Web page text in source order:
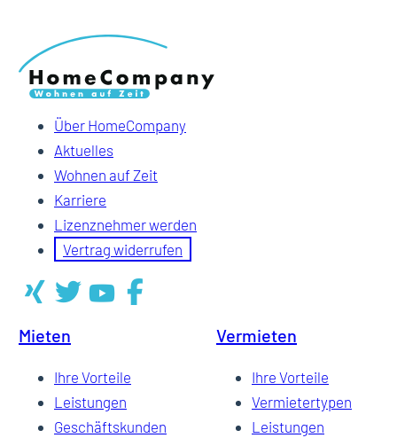
Über HomeCompany
Aktuelles
Wohnen auf Zeit
Karriere
Lizenznehmer werden
Vertrag widerrufen
Mieten
Ihre Vorteile
Leistungen
Geschäftskunden
Vermieten
Ihre Vorteile
Vermietertypen
Leistungen